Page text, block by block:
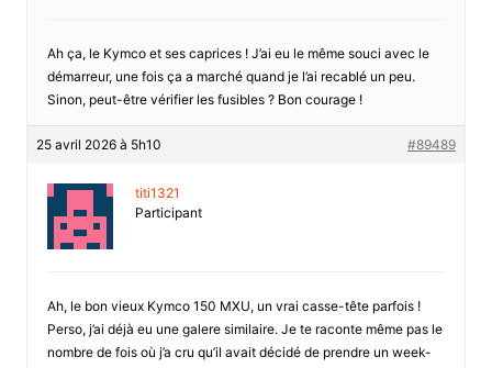
Ah ça, le Kymco et ses caprices ! J’ai eu le même souci avec le
démarreur, une fois ça a marché quand je l’ai recablé un peu.
Sinon, peut-être vérifier les fusibles ? Bon courage !
25 avril 2026 à 5h10 #89489
titi1321
Participant
Ah, le bon vieux Kymco 150 MXU, un vrai casse-tête parfois !
Perso, j’ai déjà eu une galere similaire. Je te raconte même pas le
nombre de fois où j’a cru qu’il avait décidé de prendre un week-